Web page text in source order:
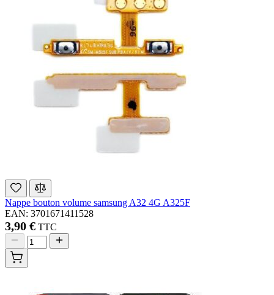
Nappe bouton volume samsung A32 4G A325F
EAN: 3701671411528
3,90 € TTC